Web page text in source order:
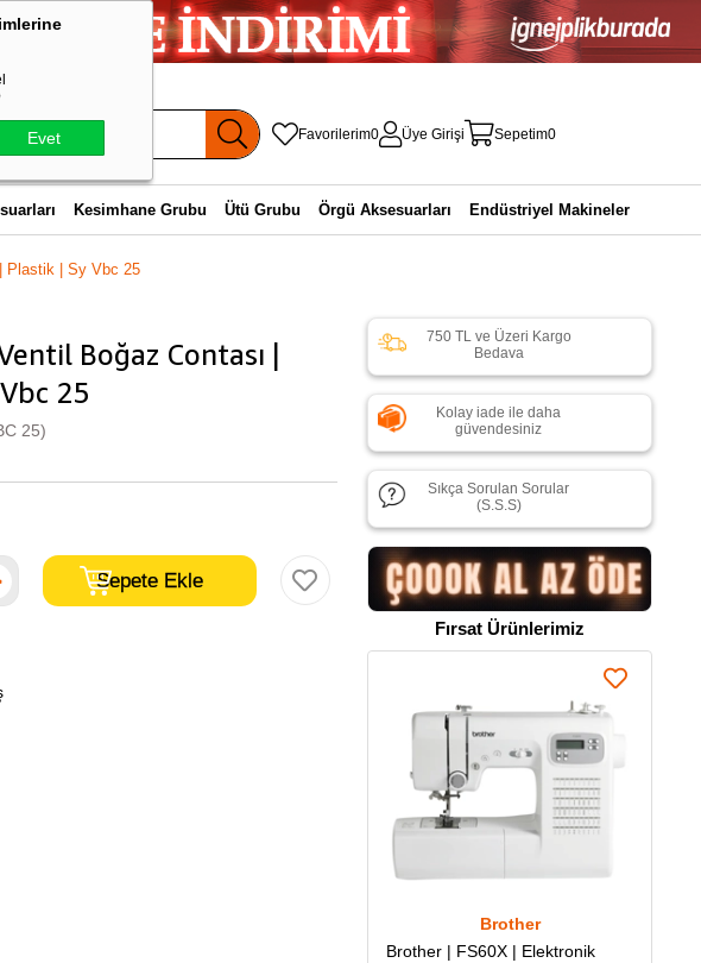
Evet Favorilerim0 Üye Girişi Sepetim0
Kesimhane Grubu Ütü Grubu Örgü Aksesuarları Endüstriyel Makineler
Plastik | Sy Vbc 25
Boğaz Contası |
25
25)
750 TL ve Üzeri Kargo
Bedava
Kolay iade ile daha
güvendesiniz
Sıkça Sorulan Sorular
(S.S.S)
Fırsat Ürünlerimiz
Brother
Brother | FS60X | Elektronik